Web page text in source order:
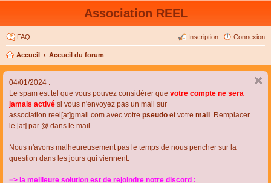
Association REEL
FAQ Connexion
Inscription
Accueil Accueil du forum
04/01/2024 :
Le spam est tel que vous pouvez considérer que votre compte ne sera
jamais activé si vous n'envoyez pas un mail sur
association.reel[at]gmail.com avec votre pseudo et votre mail . Remplacer
le [at] par @ dans le mail.
Nous n'avons malheureusement pas le temps de nous pencher sur la
question dans les jours qui viennent.
=> la meilleure solution est de rejoindre notre discord :